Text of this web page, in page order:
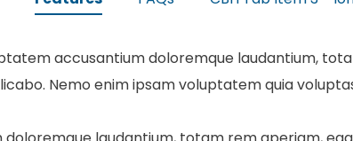
accusantium doloremque laudantium,
Nemo enim ipsam voluptatem quia